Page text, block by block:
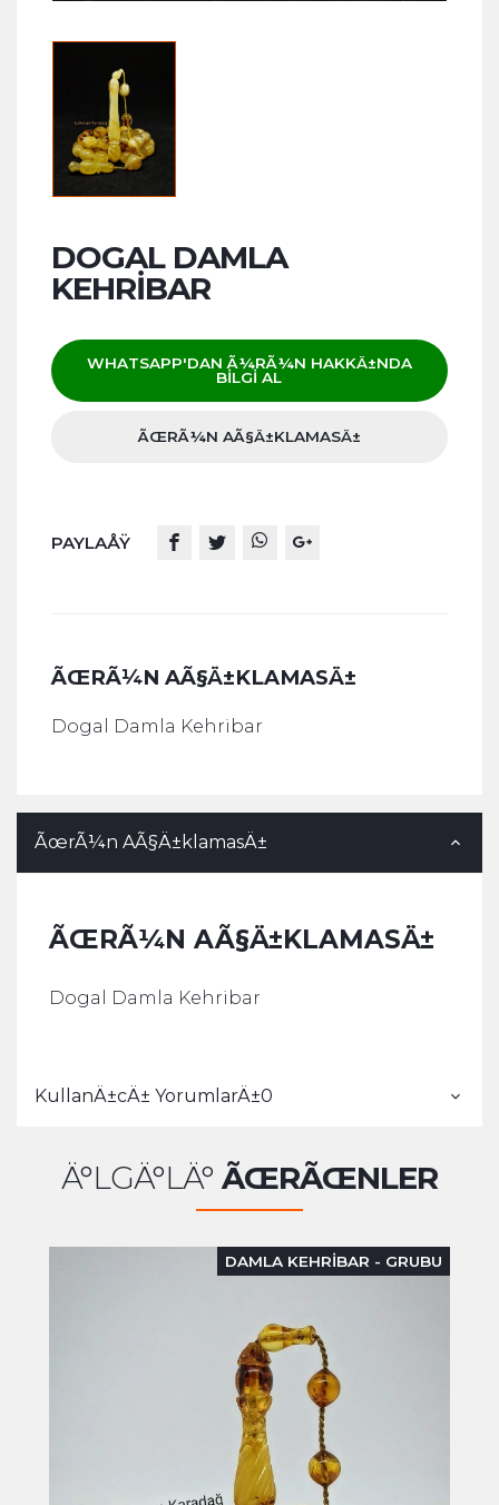
DOGAL DAMLA
KEHRIBAR
WHATSAPP'DAN Ã¼RÃ¼N HAKKÄ±NDA
BILGI AL
ÃŒRÃ¼N AÃ§Ä±KLAMASÄ±
PAYLAÅŸ
ÃŒRÃ¼N AÃ§Ä±KLAMASÄ±
Dogal Damla Kehribar
ÃœrÃ¼n AÃ§Ä±klamasÄ±
ÃŒRÃ¼N AÃ§Ä±KLAMASÄ±
Dogal Damla Kehribar
KullanÄ±cÄ± YorumlarÄ±0
Ä°LGÄ°LÄ° ÃŒRÃŒNLER
DAMLA KEHRİBAR - GRUBU